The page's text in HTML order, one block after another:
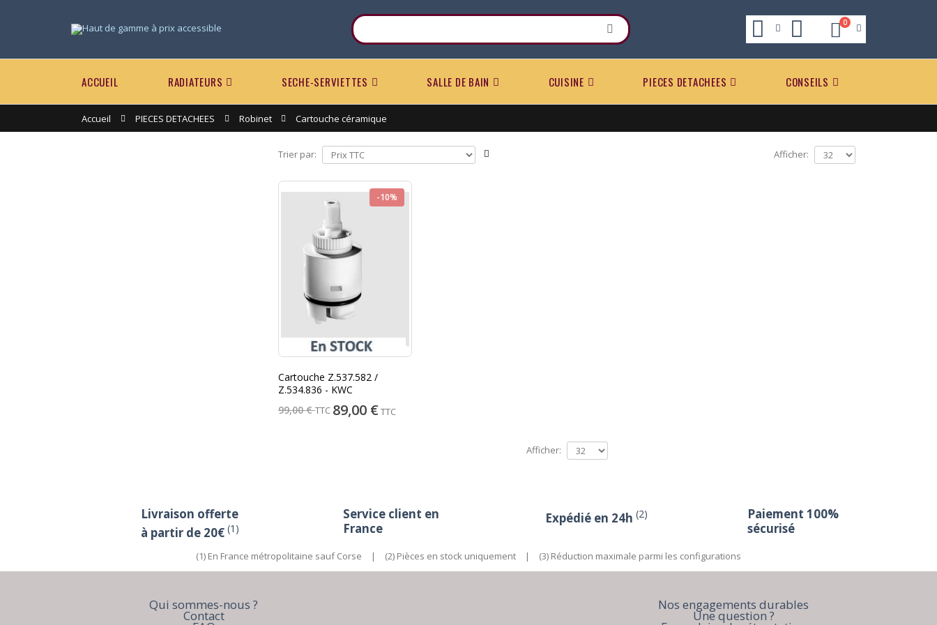
0
ACCUEIL RADIATEURS SECHE-SERVIETTES SALLE DE BAIN CUISINE PIECES DETACHEES CONSEILS
Accueil PIECES DETACHEES Robinet Cartouche céramique
Trier par: Afficher:
-10%
Cartouche Z.537.582 /
Z.534.836 - KWC
99,00 €TTC 89,00 €TTC
Afficher:
Livraison offerte
à partir de 20€ (1)
Service client en
France
Expédié en 24h (2)
Paiement 100%
sécurisé
(1) En France métropolitaine sauf Corse | (2) Pièces en stock uniquement | (3) Réduction maximale parmi les configurations
Qui sommes-nous ?
Contact
Nos engagements durables
Une question ?